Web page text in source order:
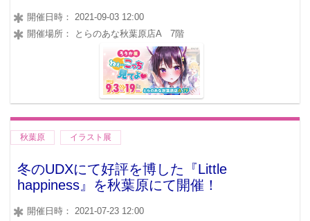
開催日時： 2021-09-03 12:00
開催場所： とらのあな秋葉原店A 7階
秋葉原 イラスト展
冬のUDXにて好評を博した『Little
happiness』を秋葉原にて開催！
開催日時： 2021-07-23 12:00